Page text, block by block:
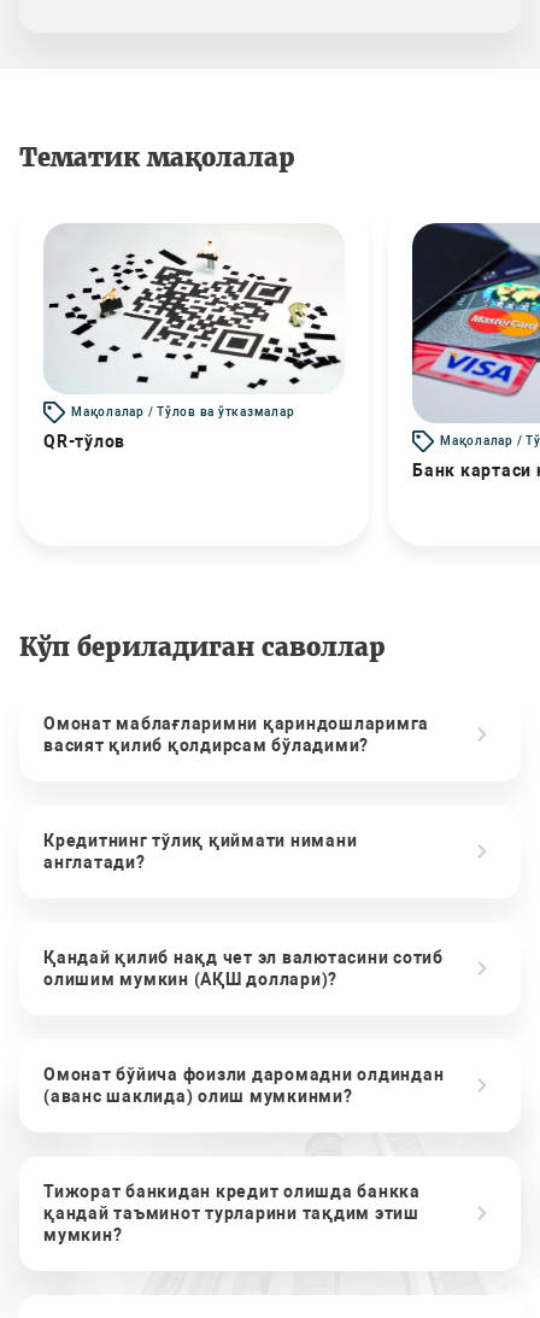
Тематик мақолалар
Мақолалар / Тўлов ва ўтказмалар
QR-тўлов Мақолалар /
Банк картаси
Кўп бериладиган саволлар
Омонат маблағларимни қариндошларимга
васият қилиб қолдирсам бўладими?
Кредитнинг тўлиқ қиймати нимани
англатади?
Қандай қилиб нақд чет эл валютасини сотиб
олишим мумкин (АҚШ доллари)?
Омонат бўйича фоизли даромадни олдиндан
(аванс шаклида) олиш мумкинми?
Тижорат банкидан кредит олишда банкка
қандай таъминот турларини тақдим этиш
мумкин?